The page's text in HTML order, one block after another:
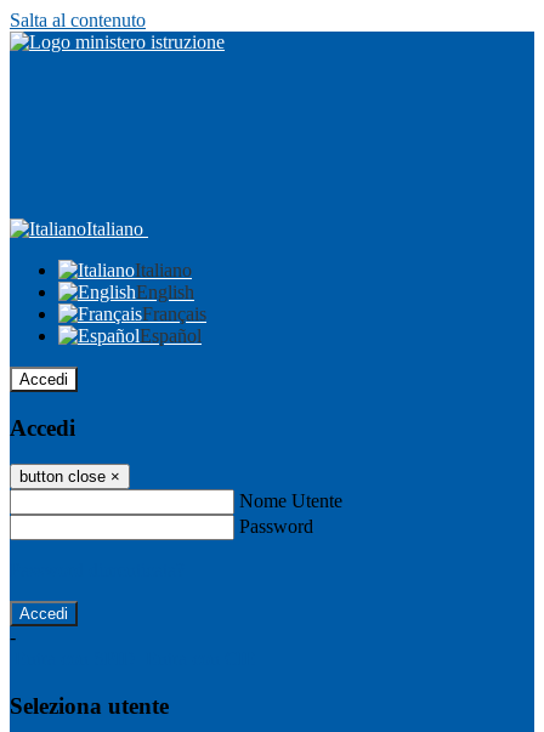
Salta al contenuto
Italiano
Italiano
English
Français
Español
Accedi
Accedi
button close ×
Nome Utente
Password
-
Seleziona utente